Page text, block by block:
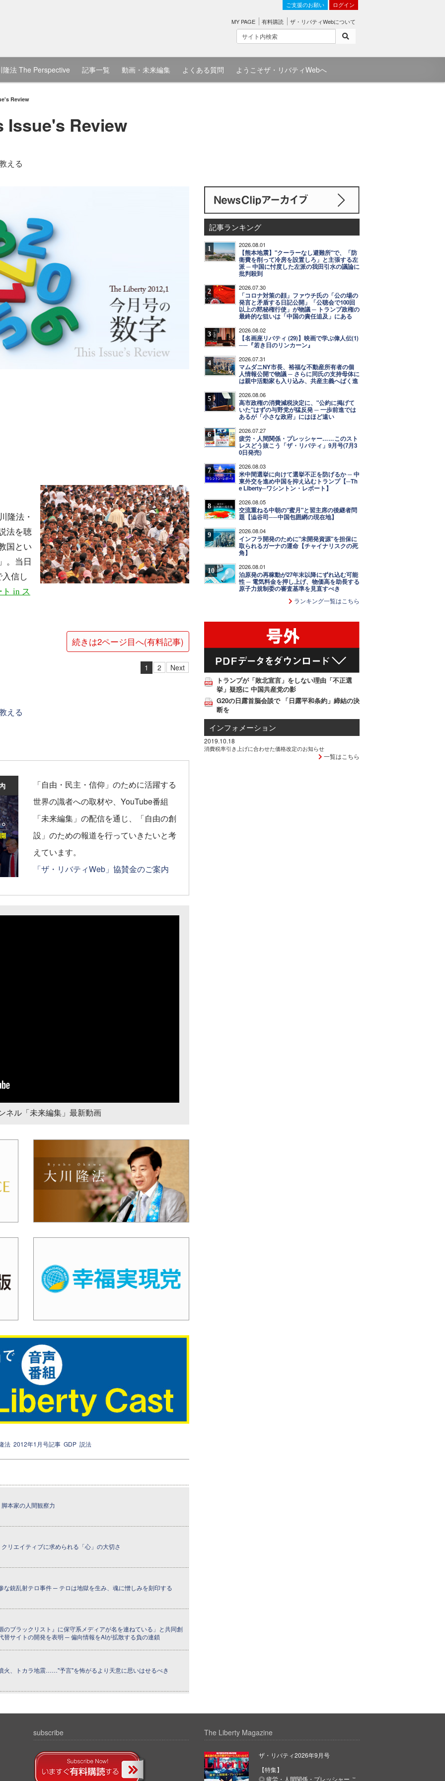
ご支援のお願い ログイン
MY PAGE 有料購読 ザ・リバティWebについて
隆法 The Perspective 記事一覧 動画・未来編集 よくある質問 ようこそザ・リバティWebへ
Review
Issue's Review
える
隆法・
法を聴
国とい
。当日
信し
in ス
続きは2ページ目へ(有料記事)
1 2 Next
える
「自由・民主・信仰」のために活躍する
世界の識者への取材や、YouTube番組
「未来編集」の配信を通じ、「自由の創
設」のための報道を行っていきたいと考
えています。
「ザ・リバティWeb」協賛金のご案内
ネル「未来編集」最新動画
法 2012年1月号記事 GDP 説法
本家の人間観察力
リエイティブに求められる「心」の大切さ
な銃乱射テロ事件 ─ テロは地獄を生み、魂に憎しみを刻印する
のブラックリスト』に保守系メディアが名を連ねている」と共同創
替サイトの開発を表明 ─ 偏向情報をAIが拡散する負の連鎖
火、トカラ地震……"予言"を怖がるより天意に思いはせるべき
記事ランキング
1 2026.08.01
【熊本地震】"クーラーなし避難所"で、「防
衛費を削って冷房を設置しろ」と主張する左
派 ─ 中国に忖度した左派の我田引水の議論に
批判殺到
2 2026.07.30
「コロナ対策の顔」ファウチ氏の「公の場の
発言と矛盾する日記公開」「公聴会で100回
以上の黙秘権行使」が物議 ─ トランプ政権の
最終的な狙いは「中国の責任追及」にある
3 2026.08.02
【名画座リバティ (29)】映画で学ぶ偉人伝(1)
──『若き日のリンカーン』
4 2026.07.31
マムダニNY市長、裕福な不動産所有者の個
人情報公開で物議 ─ さらに同氏の支持母体に
は親中活動家も入り込み、共産主義へばく進
5 2026.08.06
高市政権の消費減税決定に、"公約に掲げて
いた"はずの与野党が猛反発 ─ 一歩前進では
あるが「小さな政府」にはほど遠い
6 2026.07.27
疲労・人間関係・プレッシャー……このスト
レスどう抜こう「ザ・リバティ」9月号(7月3
0日発売)
7 2026.08.03
米中間選挙に向けて選挙不正を防げるか ─ 中
東外交を進め中国を抑え込むトランプ【─Th
e Liberty─ワシントン・レポート】
8 2026.08.05
交流重ねる中朝の"蜜月"と習主席の後継者問
題【澁谷司──中国包囲網の現在地】
9 2026.08.04
インフラ開発のために"未開発資源"を担保に
取られるガーナの運命【チャイナリスクの死
角】
10 2026.08.01
泊原発の再稼動が27年末以降にずれ込む可能
性 ─ 電気料金を押し上げ、物価高を助長する
原子力規制委の審査基準を見直すべき
ランキング一覧はこちら
トランプが「敗北宣言」をしない理由「不正選
挙」疑惑に 中国共産党の影
G20の日露首脳会談で 「日露平和条約」締結の決
断を
インフォメーション
2019.10.18
消費税率引き上げに合わせた価格改定のお知らせ
一覧はこちら
subscribe The Liberty Magazine
ザ・リバティ2026年9月号
【特集】
◎ 疲労・人間関係・プレッシャー こ